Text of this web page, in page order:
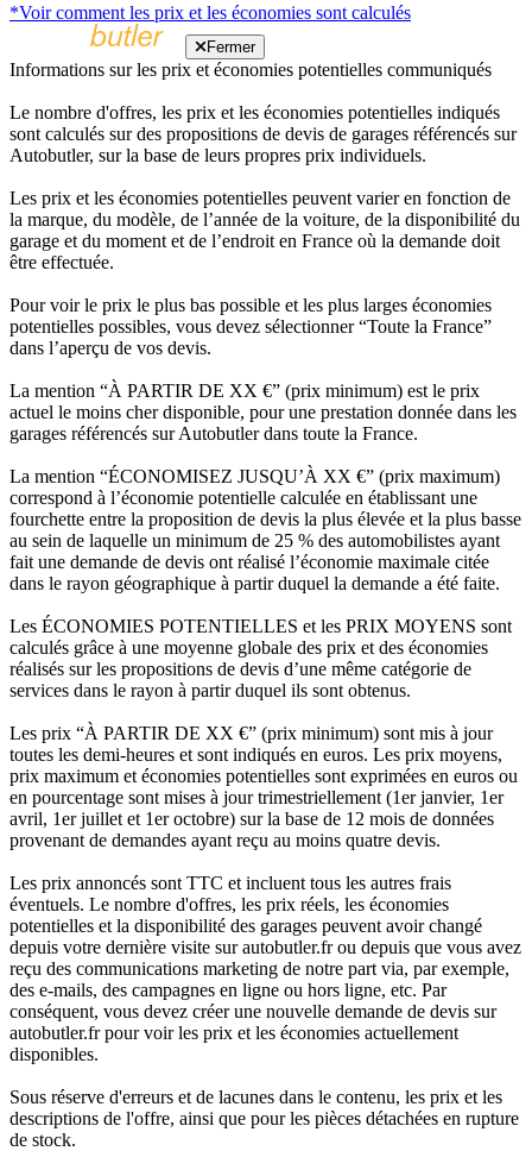
*Voir comment les prix et les économies sont calculés
Fermer
Informations sur les prix et économies potentielles communiqués
Le nombre d'offres, les prix et les économies potentielles indiqués
sont calculés sur des propositions de devis de garages référencés sur
Autobutler, sur la base de leurs propres prix individuels.
Les prix et les économies potentielles peuvent varier en fonction de
la marque, du modèle, de l’année de la voiture, de la disponibilité du
garage et du moment et de l’endroit en France où la demande doit
être effectuée.
Pour voir le prix le plus bas possible et les plus larges économies
potentielles possibles, vous devez sélectionner “Toute la France”
dans l’aperçu de vos devis.
La mention “À PARTIR DE XX €” (prix minimum) est le prix
actuel le moins cher disponible, pour une prestation donnée dans les
garages référencés sur Autobutler dans toute la France.
La mention “ÉCONOMISEZ JUSQU’À XX €” (prix maximum)
correspond à l’économie potentielle calculée en établissant une
fourchette entre la proposition de devis la plus élevée et la plus basse
au sein de laquelle un minimum de 25 % des automobilistes ayant
fait une demande de devis ont réalisé l’économie maximale citée
dans le rayon géographique à partir duquel la demande a été faite.
Les ÉCONOMIES POTENTIELLES et les PRIX MOYENS sont
calculés grâce à une moyenne globale des prix et des économies
réalisés sur les propositions de devis d’une même catégorie de
services dans le rayon à partir duquel ils sont obtenus.
Les prix “À PARTIR DE XX €” (prix minimum) sont mis à jour
toutes les demi-heures et sont indiqués en euros. Les prix moyens,
prix maximum et économies potentielles sont exprimées en euros ou
en pourcentage sont mises à jour trimestriellement (1er janvier, 1er
avril, 1er juillet et 1er octobre) sur la base de 12 mois de données
provenant de demandes ayant reçu au moins quatre devis.
Les prix annoncés sont TTC et incluent tous les autres frais
éventuels. Le nombre d'offres, les prix réels, les économies
potentielles et la disponibilité des garages peuvent avoir changé
depuis votre dernière visite sur autobutler.fr ou depuis que vous avez
reçu des communications marketing de notre part via, par exemple,
des e-mails, des campagnes en ligne ou hors ligne, etc. Par
conséquent, vous devez créer une nouvelle demande de devis sur
autobutler.fr pour voir les prix et les économies actuellement
disponibles.
Sous réserve d'erreurs et de lacunes dans le contenu, les prix et les
descriptions de l'offre, ainsi que pour les pièces détachées en rupture
de stock.